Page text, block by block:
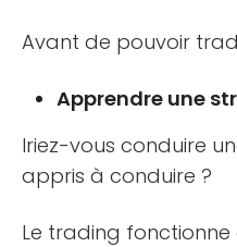
Avant de pouvoir
Apprendre une
Iriez-vous conduire
appris à conduire ?
Le trading